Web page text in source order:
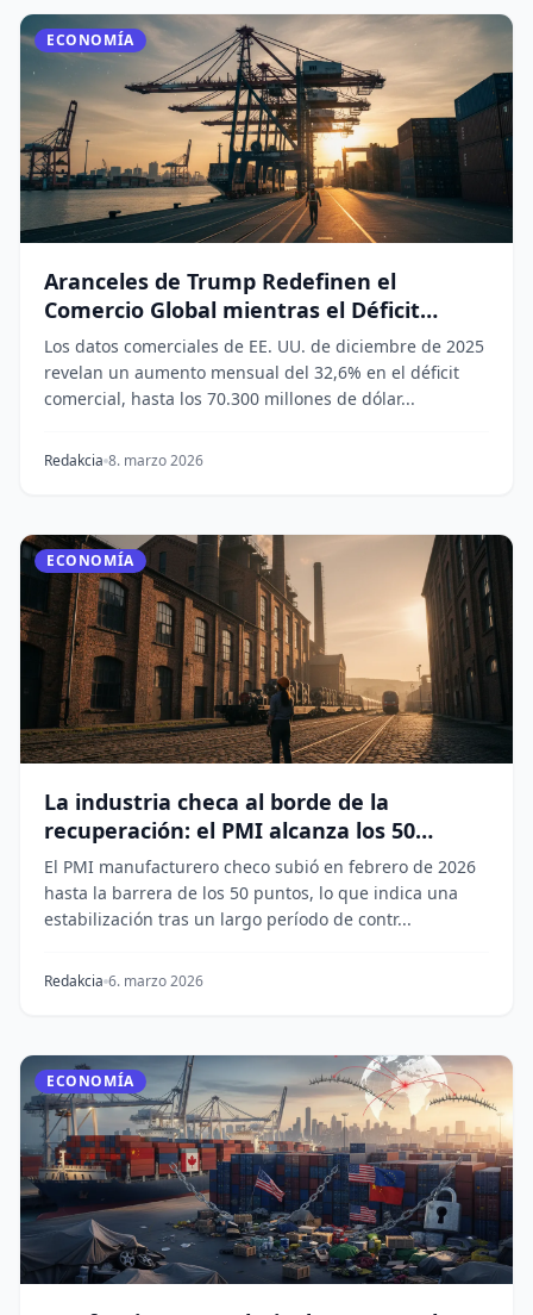
ECONOMÍA
Aranceles de Trump Redefinen el
Comercio Global mientras el Déficit
Alcanza los 70.000 Millones de Dólares
Los datos comerciales de EE. UU. de diciembre de 2025
revelan un aumento mensual del 32,6% en el déficit
comercial, hasta los 70.300 millones de dólar...
Redakcia 8. marzo 2026
ECONOMÍA
La industria checa al borde de la
recuperación: el PMI alcanza los 50
puntos
El PMI manufacturero checo subió en febrero de 2026
hasta la barrera de los 50 puntos, lo que indica una
estabilización tras un largo período de contr...
Redakcia 6. marzo 2026
ECONOMÍA